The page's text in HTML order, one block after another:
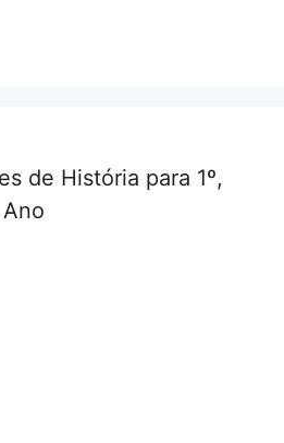
de História para 1º,